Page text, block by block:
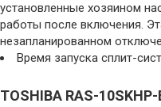
установленные хозяином
работы после включения.
незапланированном
Время запуска сплит-
TOSHIBA RAS-